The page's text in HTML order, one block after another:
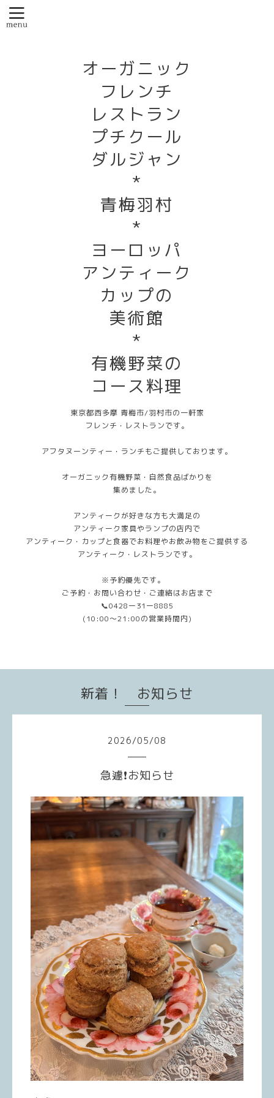
オーガニック
フレンチ
レストラン
プチクール
ダルジャン
*
青梅羽村
*
ヨーロッパ
アンティーク
カップの
美術館
*
有機野菜の
コース料理
東京都西多摩 青梅市/羽村市の一軒家
フレンチ・レストランです。
アフタヌーンティー・ランチもご提供しております。
オーガニック有機野菜・自然食品ばかりを
集めました。
アンティークが好きな方も大満足の
アンティーク家具やランプの店内で
アンティーク・カップと食器でお料理やお飲み物をご提供する
アンティーク・レストランです。
※予約優先です。
ご予約・お問い合わせ・ご連絡はお店まで
📞0428ー31ー8885
(10:00〜21:00の営業時間内)
新着！ お知らせ
2026/05/08
急遽❗️お知らせ